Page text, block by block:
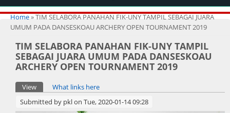
You are here
Home» TIM SELABORA PANAHAN FIK-UNY TAMPIL SEBAGAI JUARA
UMUM PADA DANSESKOAU ARCHERY OPEN TOURNAMENT 2019
TIM SELABORA PANAHAN FIK-UNY TAMPIL
SEBAGAI JUARA UMUM PADA DANSESKOAU
ARCHERY OPEN TOURNAMENT 2019
Primary tabs
View (active tab)
What links here
Submitted by pklon Tue, 2020-01-14 09:28